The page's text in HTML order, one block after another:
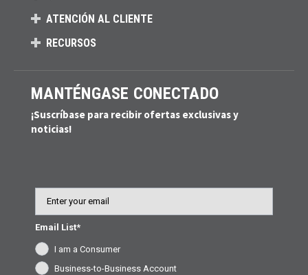
ATENCIÓN AL CLIENTE
RECURSOS
MANTÉNGASE CONECTADO
¡Suscríbase para recibir ofertas exclusivas y
noticias!
Email List*
I am a Consumer
Business-to-Business Account